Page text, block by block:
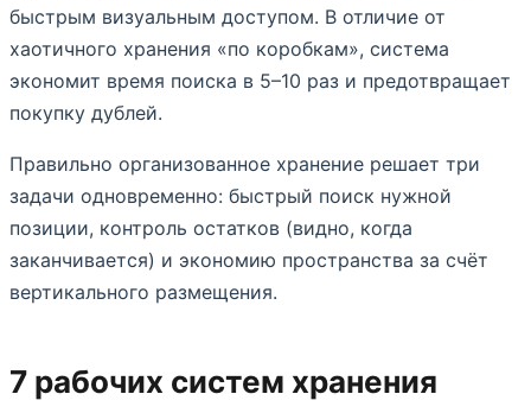
быстрым визуальным доступом. В отличие от
хаотичного хранения «по коробкам», система
экономит время поиска в 5–10 раз и предотвращает
покупку дублей.
Правильно организованное хранение решает три
задачи одновременно: быстрый поиск нужной
позиции, контроль остатков (видно, когда
заканчивается) и экономию пространства за счёт
вертикального размещения.
7 рабочих систем хранения